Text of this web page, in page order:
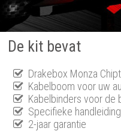
De kit bevat
Drakebox Monza
Kabelboom voor uw
Kabelbinders voor de
Specifieke handleiding
2-jaar garantie